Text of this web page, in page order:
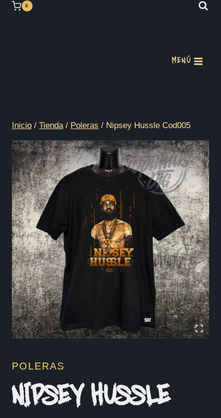
Saltar 0
MENÚ
Inicio / Tienda / Poleras / Nipsey Hussle Cod005
POLERAS
NIPSEY HUSSLE